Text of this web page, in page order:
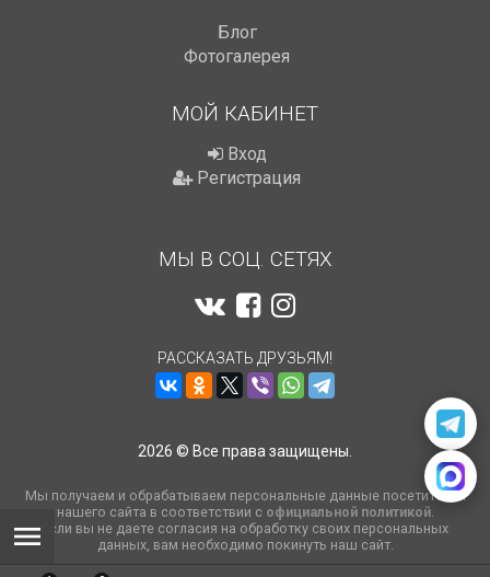
Блог
Фотогалерея
МОЙ КАБИНЕТ
Вход
Регистрация
МЫ В СОЦ. СЕТЯХ
РАССКАЗАТЬ ДРУЗЬЯМ!
2026 © Все права защищены.
Мы получаем и обрабатываем персональные данные посетителей
нашего сайта в соответствии с официальной политикой.
Если вы не даете согласия на обработку своих персональных
данных, вам необходимо покинуть наш сайт.